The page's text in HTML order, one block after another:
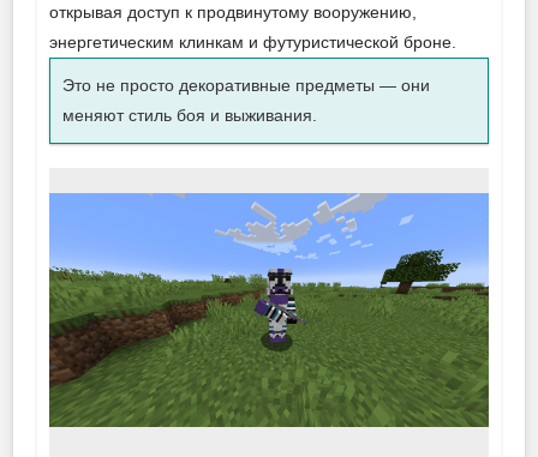
открывая доступ к продвинутому вооружению,
энергетическим клинкам и футуристической броне.
Это не просто декоративные предметы — они
меняют стиль боя и выживания.